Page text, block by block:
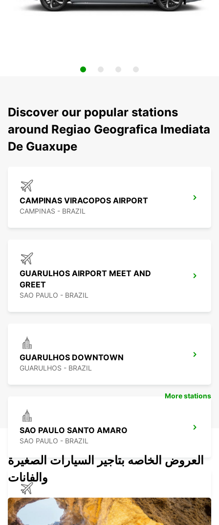
Discover our popular stations
around Regiao Geografica Imediata
De Guaxupe
CAMPINAS VIRACOPOS AIRPORT
CAMPINAS - BRAZIL
GUARULHOS AIRPORT MEET AND
GREET
SAO PAULO - BRAZIL
GUARULHOS DOWNTOWN
GUARULHOS - BRAZIL
SAO PAULO SANTO AMARO
SAO PAULO - BRAZIL
SAO PAULO CONGONHAS APT MEET
More stations
العروض الخاصه بتاجير السيارات الصغيرة
والفانات